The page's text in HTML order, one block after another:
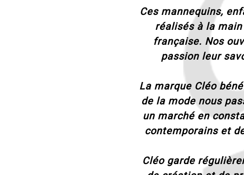
Ces mannequins,
réalisés à la
française. Nos
passion leur
La marque Cléo
de la mode nous
un marché en
contemporains et
Cléo garde